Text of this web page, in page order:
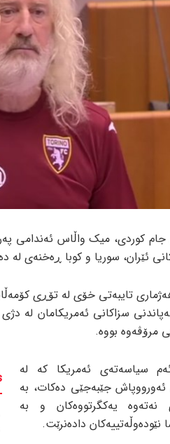
کوردی، میک واڵاس ئەندامی
ئێران، سوریا و کوبا ڕەخنەی لە
سزاکانی ئەمریکامان لە
مرۆڤەوە بووە.
سیاسەتەی ئەمریکا کە لە
ئەورووپاش جێبەجێی دەکات، بە
نەتەوە یەکگرتووەکان و بە
نێودەوڵەتییەکان دادەنرێت.